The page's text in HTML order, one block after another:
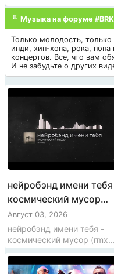
Музыка на форуме
Только молодость,
инди, хип-хопа, рока,
концертов. Все, что вам
И не забудьте о других
нейробэнд имени
космический мусор
(rmx)
Август 03, 2026
нейробэнд имени тебя -
космический мусор (rmx...